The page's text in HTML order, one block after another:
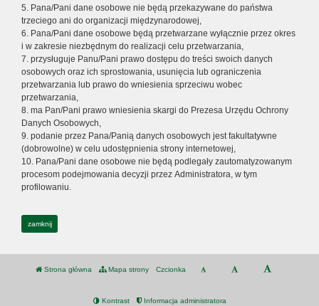
5. Pana/Pani dane osobowe nie będą przekazywane do państwa
trzeciego ani do organizacji międzynarodowej,
6. Pana/Pani dane osobowe będą przetwarzane wyłącznie przez okres
i w zakresie niezbędnym do realizacji celu przetwarzania,
7. przysługuje Panu/Pani prawo dostępu do treści swoich danych
osobowych oraz ich sprostowania, usunięcia lub ograniczenia
przetwarzania lub prawo do wniesienia sprzeciwu wobec
przetwarzania,
8. ma Pan/Pani prawo wniesienia skargi do Prezesa Urzędu Ochrony
Danych Osobowych,
9. podanie przez Pana/Panią danych osobowych jest fakultatywne
(dobrowolne) w celu udostępnienia strony internetowej,
10. Pana/Pani dane osobowe nie będą podlegały zautomatyzowanym
procesom podejmowania decyzji przez Administratora, w tym
profilowaniu.
zamknij
Strona główna Mapa strony Czcionka
Kontrast Informacja administratora